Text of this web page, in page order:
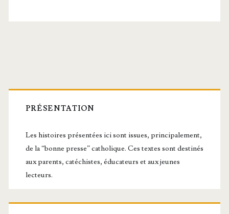
Barre
latérale
principale
PRÉSENTATION
Les histoires présentées ici sont issues, principalement,
de la “bonne presse” catholique. Ces textes sont destinés
aux parents, catéchistes, éducateurs et aux jeunes
lecteurs.